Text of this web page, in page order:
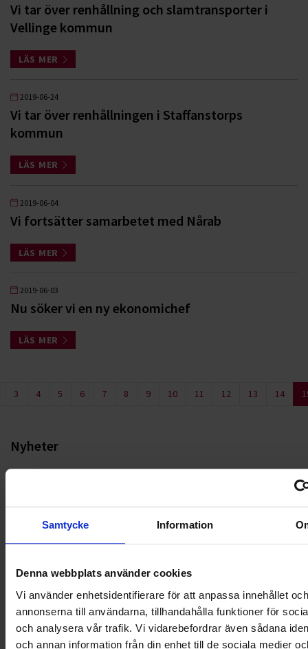
Samtycke Information
Denna webbplats använder cookies
Vi använder enhetsidentifierare för att anpassa innehållet och
annonserna till användarna, tillhandahålla funktioner för
och analysera vår trafik. Vi vidarebefordrar även sådana
och annan information från din enhet till de sociala medier
Vi tar över renhållning och slamtransporter i
Vellinge kommun
LÄS MER
2019-06-24
Vi tar över renhållningen i Staffanstorps
kommun
LÄS MER
2019-06-04
Vi fortsätter samarbetet med Nårab
LÄS MER
2019-06-03
Nu söker vi en ny ekonomichef
LÄS MER
3 4 5 6 7 8 9 10 11 12 13 14
Nyheter
LANDSKRONA
NYA UPPDRAG
OHLSSONS REGION MITT
OHLSSONS REGION SYD